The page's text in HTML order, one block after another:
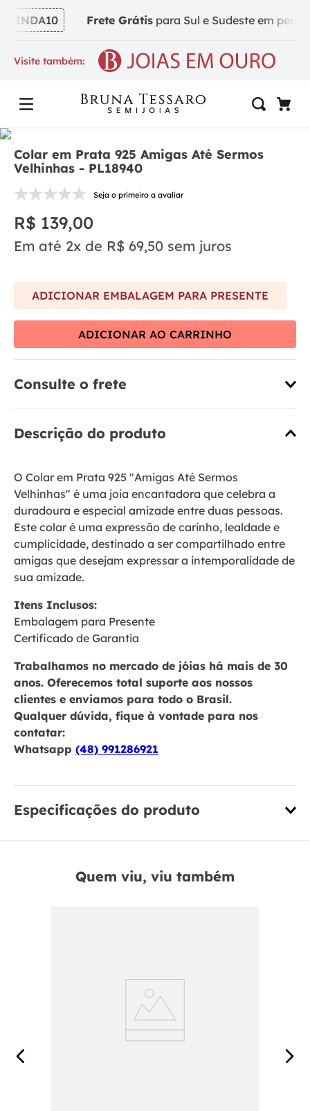
Frete Grátispara Sul e Sudeste em
Visite também:
Colar em Prata 925 Amigas Até Sermos
Velhinhas - PL18940
Seja o primeiro a avaliar
R$ 139,00
Em até 2x de R$ 69,50 sem juros
ADICIONAR EMBALAGEM PARA PRESENTE
ADICIONAR AO CARRINHO
Consulte o frete
Descrição do produto
O Colar em Prata 925 "Amigas Até Sermos
Velhinhas" é uma joia encantadora que celebra a
duradoura e especial amizade entre duas pessoas.
Este colar é uma expressão de carinho, lealdade e
cumplicidade, destinado a ser compartilhado entre
amigas que desejam expressar a intemporalidade de
sua amizade.
Itens Inclusos:
Embalagem para Presente
Certificado de Garantia
Trabalhamos no mercado de jóias há mais de 30
anos. Oferecemos total suporte aos nossos
clientes e enviamos para todo o Brasil.
Qualquer dúvida, fique à vontade para nos
contatar:
Whatsapp (48) 991286921
Especificações do produto
Quem viu, viu também